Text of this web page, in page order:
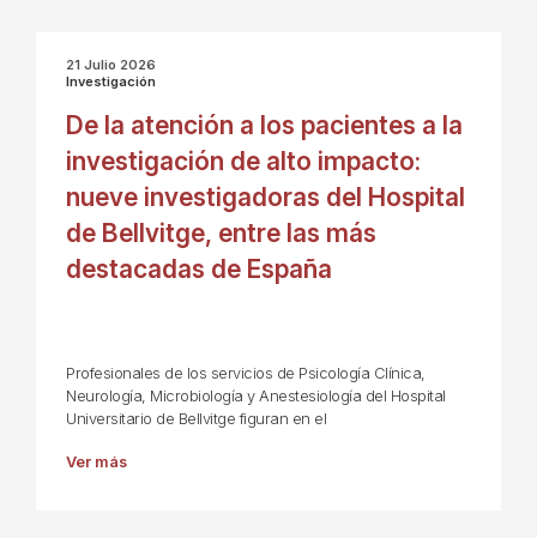
21 Julio 2026
Investigación
De la atención a los pacientes a la
investigación de alto impacto:
nueve investigadoras del Hospital
de Bellvitge, entre las más
destacadas de España
Profesionales de los servicios de Psicología Clínica,
Neurología, Microbiología y Anestesiología del Hospital
Universitario de Bellvitge figuran en el
Ver más